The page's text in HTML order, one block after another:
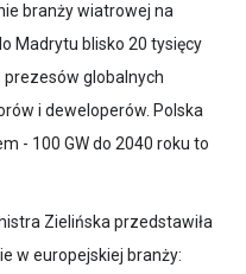
branży wiatrowej na
Madrytu blisko 20 tysięcy
globalnych
i deweloperów. Polska
- 100 GW do 2040 roku to
Zielińska przedstawiła
w europejskiej branży: